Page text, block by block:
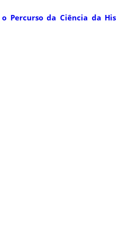
Percurso da Ciência da